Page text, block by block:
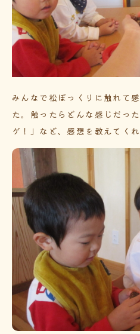
みんなで松ぼっくりに触れて
た。触ったらどんな感じだっ
ゲ！」など、感想を教えてくれ